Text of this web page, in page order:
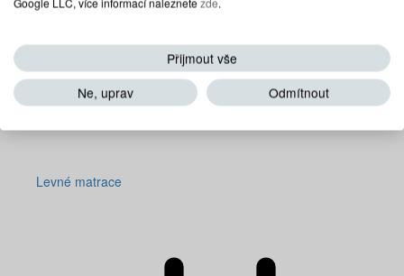
Levné matrace
Přijmout vše
Ne, uprav
Odmítnout